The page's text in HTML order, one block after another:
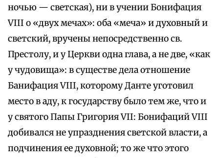
ночью — светская), ни в учении Бонифация
VIII о «двух мечах»: оба «меча» и духовный и
светский, вручены непосредственно св.
Престолу, и у Церкви одна глава, а не две, «как
у чудовища»: в существе дела отношение
Банифация VIII, которому Данте уготовил
место в аду, к государству было тем же, что и
у святого Папы Григория VII: Бонифаций VIII
добивался не упразднения светской власти, а
подчинения ее духовной; то же что этого